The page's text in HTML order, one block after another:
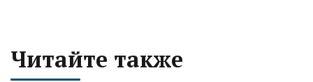
Читайте также